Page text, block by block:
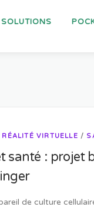
SOLUTIONS
RÉALITÉ VIRTUELLE /
santé : projet
de culture